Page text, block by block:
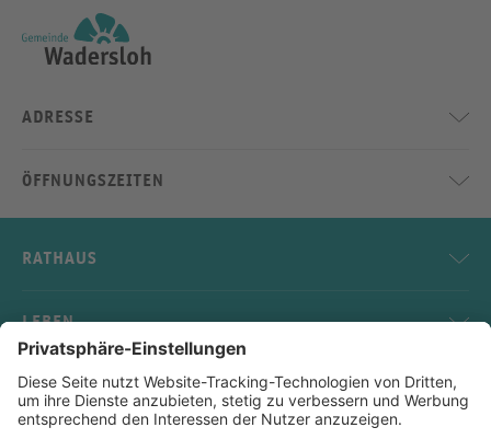
ADRESSE
ÖFFNUNGSZEITEN
RATHAUS
LEBEN
SERVICE